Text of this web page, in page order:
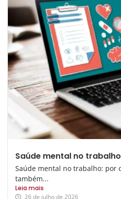
Saúde mental no trabalho
Saúde mental no trabalho: por
também...
Leia mais
26 de julho de 2026